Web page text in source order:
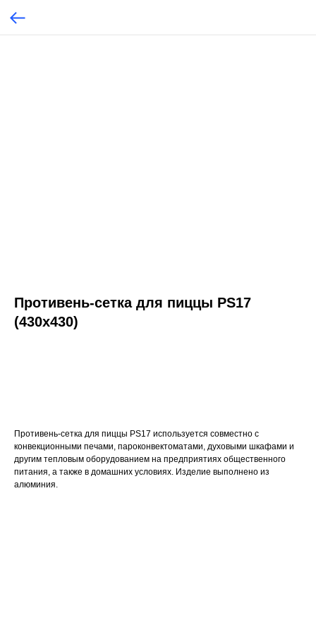
Противень-сетка для пиццы PS17
(430х430)
Противень-сетка для пиццы PS17 используется совместно с
конвекционными печами, пароконвектоматами, духовыми шкафами и
другим тепловым оборудованием на предприятиях общественного
питания, а также в домашних условиях. Изделие выполнено из
алюминия.